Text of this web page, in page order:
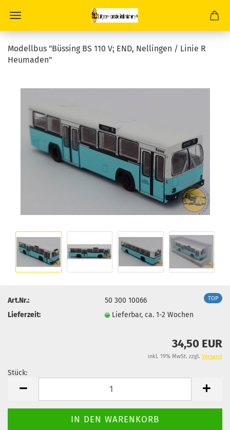
Modellbus "Büssing BS 110 V; END, Nellingen / Linie R
Heumaden"
TOP
Art.Nr.:
50 300 10066
Lieferzeit:
Lieferbar, ca. 1-2 Wochen
34,50 EUR
inkl. 19% MwSt. zzgl. Versand
Stück: